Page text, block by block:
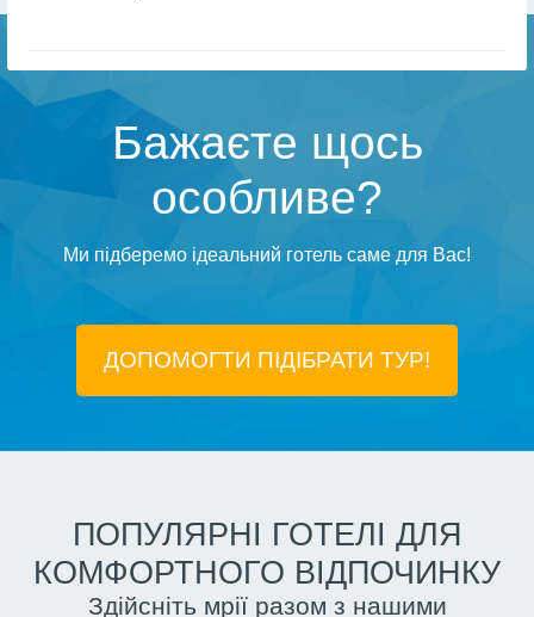
Бажаєте щось
особливе?
Ми підберемо ідеальний готель саме для Вас!
ДОПОМОГТИ ПІДIБРАТИ ТУР!
ПОПУЛЯРНІ ГОТЕЛІ ДЛЯ
КОМФОРТНОГО ВІДПОЧИНКУ
Здійсніть мрії разом з нашими